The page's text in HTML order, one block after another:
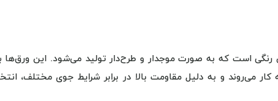
است که به صورت موجدار و طرح‌دار تولید می‌شود. این ورق‌ها
می‌روند و به دلیل مقاومت بالا در برابر شرایط جوی مختلف،